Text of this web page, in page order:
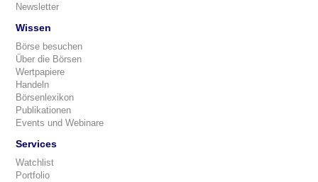
Newsletter
Wissen
Börse besuchen
Über die Börsen
Wertpapiere
Handeln
Börsenlexikon
Publikationen
Events und Webinare
Services
Watchlist
Portfolio